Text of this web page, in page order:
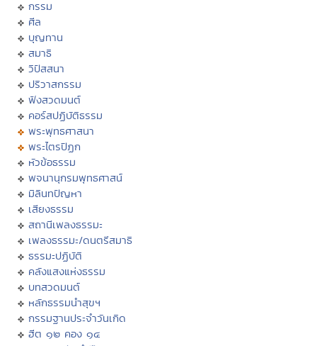
กรรม
ศีล
บุญทาน
สมาธิ
วิปัสสนา
ปริวาสกรรม
ฟังสวดมนต์
คอร์สปฏิบัติธรรม
พระพุทธศาสนา
พระไตรปิฏก
หัวข้อธรรม
พจนานุกรมพุทธศาสน์
มิลินทปัญหา
เสียงธรรม
สถานีเพลงธรรมะ
เพลงธรรมะ/ดนตรีสมาธิ
ธรรมะปฏิบัติ
คลังแสงแห่งธรรม
บทสวดมนต์
หลักธรรมนำสุขฯ
กรรมฐานประจำวันเกิด
ฮีต ๑๒ คอง ๑๔